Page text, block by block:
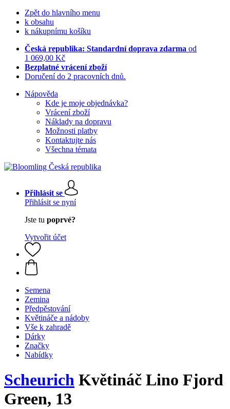
Zpět do hlavního menu
k obsahu
k nákupnímu košíku
Česká republika: Standardní doprava zdarma od
1 069,00 Kč
Bezplatné vrácení zboží
Doručení do 2 pracovních dnů.
Nápověda
Kde je moje objednávka?
Vrácení zboží
Náklady na dopravu
Možnosti platby
Kontaktujte nás
Všechna témata
Přihlásit se
Přihlásit se nyní
Jste tu poprvé?
Vytvořit účet
Semena
Zemina
Předpěstování
Květináče a nádoby
Vše k zahradě
Dárky
Značky
Nabídky
Scheurich Květináč Lino Fjord
Green, 13